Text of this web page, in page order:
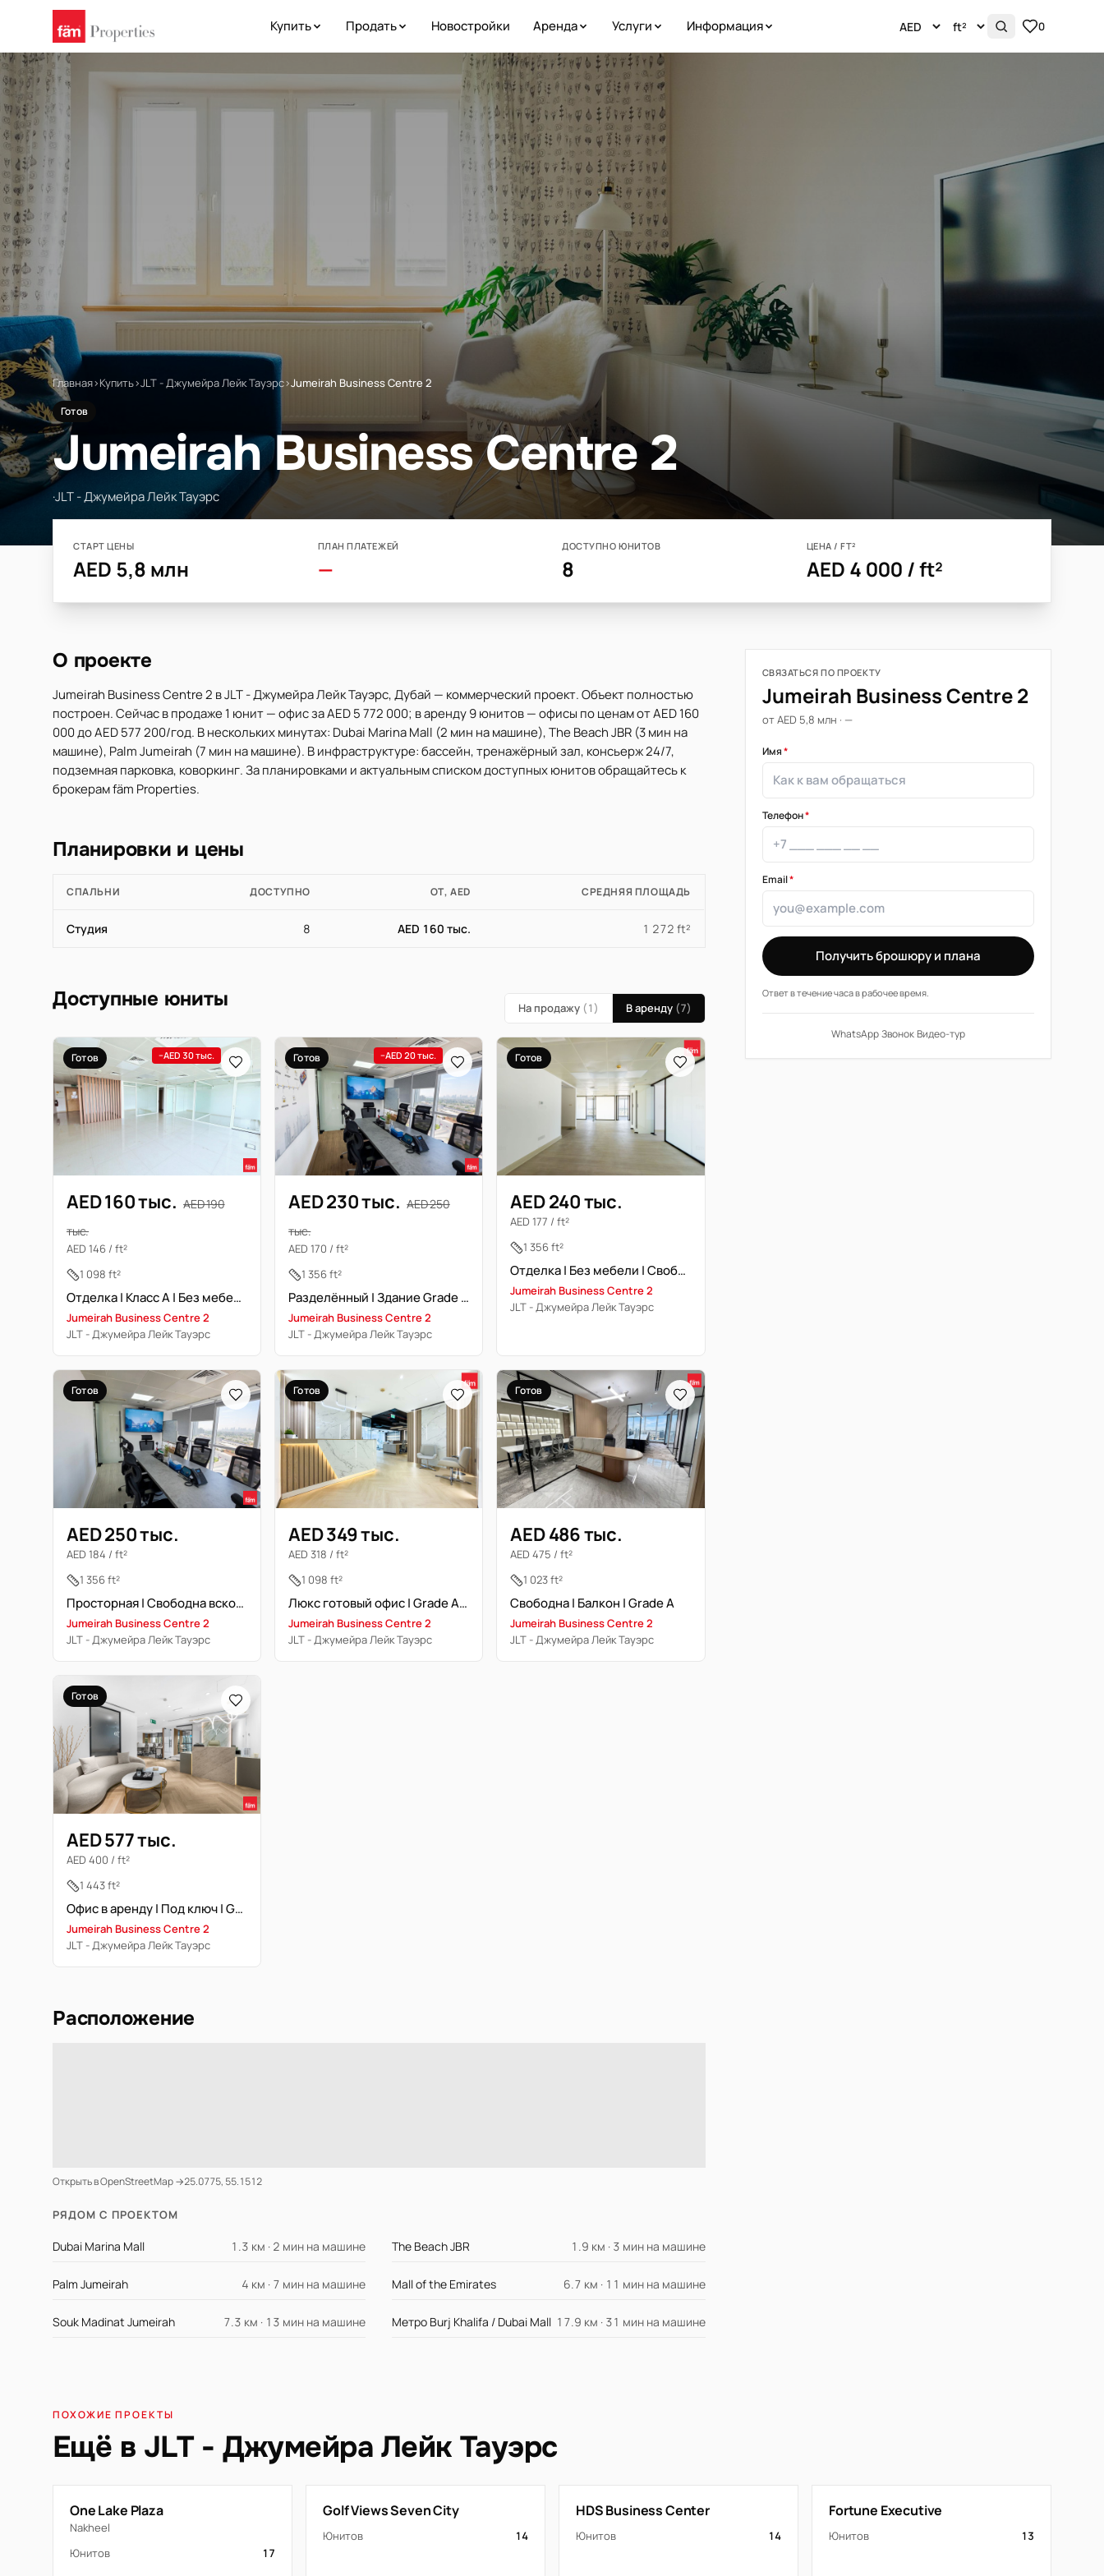
Купить Продать Новостройки Аренда Услуги Информация 0
Главная›Купить›JLT - Джумейра Лейк Тауэрс›Jumeirah Business Centre 2
Готов
Jumeirah Business Centre 2
·JLT - Джумейра Лейк Тауэрс
СТАРТ ЦЕНЫ
AED 5,8 млн
ПЛАН ПЛАТЕЖЕЙ
—
ДОСТУПНО ЮНИТОВ
8
ЦЕНА / FT²
AED 4 000 / ft²
О проекте
Jumeirah Business Centre 2 в JLT - Джумейра Лейк Тауэрс, Дубай — коммерческий проект. Объект полностью
построен. Сейчас в продаже 1 юнит — офис за AED 5 772 000; в аренду 9 юнитов — офисы по ценам от AED 160
000 до AED 577 200/год. В нескольких минутах: Dubai Marina Mall (2 мин на машине), The Beach JBR (3 мин на
машине), Palm Jumeirah (7 мин на машине). В инфраструктуре: бассейн, тренажёрный зал, консьерж 24/7,
подземная парковка, коворкинг. За планировками и актуальным списком доступных юнитов обращайтесь к
брокерам fäm Properties.
Планировки и цены
СПАЛЬНИ ДОСТУПНО ОТ, AED СРЕДНЯЯ ПЛОЩАДЬ
Студия 8 AED 160 тыс. 1 272 ft²
Доступные юниты На продажу (1) В аренду (7)
Готов −AED 30 тыс.
AED 160 тыс. AED 190
тыс.
AED 146 / ft²
1 098 ft²
Отделка | Класс A | Без мебели | Свободна | DMCC
Jumeirah Business Centre 2
JLT - Джумейра Лейк Тауэрс
Готов −AED 20 тыс.
AED 230 тыс. AED 250
тыс.
AED 170 / ft²
1 356 ft²
Разделённый | Здание Grade A | Специалист по сообществу
Jumeirah Business Centre 2
JLT - Джумейра Лейк Тауэрс
Готов
AED 240 тыс.
AED 177 / ft²
1 356 ft²
Отделка | Без мебели | Свободна | DMCC | Перегородки
Jumeirah Business Centre 2
JLT - Джумейра Лейк Тауэрс
Готов
AED 250 тыс.
AED 184 / ft²
1 356 ft²
Просторная | Свободна вскоре | Готово к заселению | Прайм-локация
Jumeirah Business Centre 2
JLT - Джумейра Лейк Тауэрс
Готов
AED 349 тыс.
AED 318 / ft²
1 098 ft²
Люкс готовый офис | Grade A | JLT специалист
Jumeirah Business Centre 2
JLT - Джумейра Лейк Тауэрс
Готов
AED 486 тыс.
AED 475 / ft²
1 023 ft²
Свободна | Балкон | Grade A
Jumeirah Business Centre 2
JLT - Джумейра Лейк Тауэрс
Готов
AED 577 тыс.
AED 400 / ft²
1 443 ft²
Офис в аренду | Под ключ | Grade A | JLT
Jumeirah Business Centre 2
JLT - Джумейра Лейк Тауэрс
Расположение
Открыть в OpenStreetMap →25.0775, 55.1512
РЯДОМ С ПРОЕКТОМ
Dubai Marina Mall 1.3 км · 2 мин на машине The Beach JBR 1.9 км · 3 мин на машине
Palm Jumeirah 4 км · 7 мин на машине Mall of the Emirates 6.7 км · 11 мин на машине
Souk Madinat Jumeirah 7.3 км · 13 мин на машине Метро Burj Khalifa / Dubai Mall 17.9 км · 31 мин на машине
СВЯЗАТЬСЯ ПО ПРОЕКТУ
Jumeirah Business Centre 2
от AED 5,8 млн · —
Имя*
Телефон*
Email*
Получить брошюру и плана
Ответ в течение часа в рабочее время.
WhatsApp·Звонок·Видео-тур
ПОХОЖИЕ ПРОЕКТЫ
Ещё в JLT - Джумейра Лейк Тауэрс
One Lake Plaza
Nakheel
Юнитов
17
Golf Views Seven City
Юнитов 14
HDS Business Center
Юнитов 14
Fortune Executive
Юнитов 13